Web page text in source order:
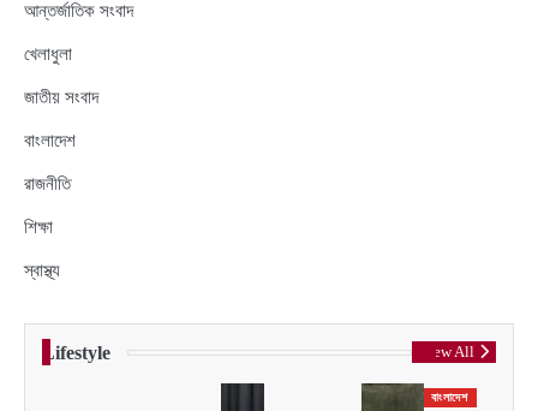
আন্তর্জাতিক সংবাদ
খেলাধুলা
জাতীয় সংবাদ
বাংলাদেশ
রাজনীতি
শিক্ষা
স্বাস্থ্য
Lifestyle View All
বাংলাদেশ